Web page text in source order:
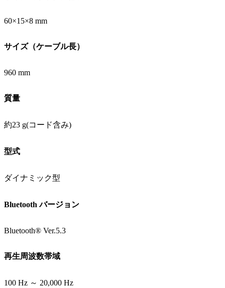
60×15×8 mm
サイズ（ケーブル長）
960 mm
質量
約23 g(コード含み)
型式
ダイナミック型
Bluetooth バージョン
Bluetooth® Ver.5.3
再生周波数帯域
100 Hz ～ 20,000 Hz